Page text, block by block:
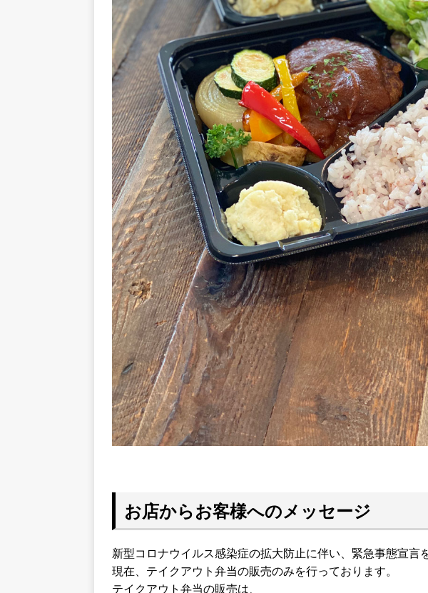
お店からお客様へのメッセージ
新型コロナウイルス感染症の拡大防止に伴い、緊急事態宣言
現在、テイクアウト弁当の販売のみを行っております。
テイクアウト弁当の販売は、